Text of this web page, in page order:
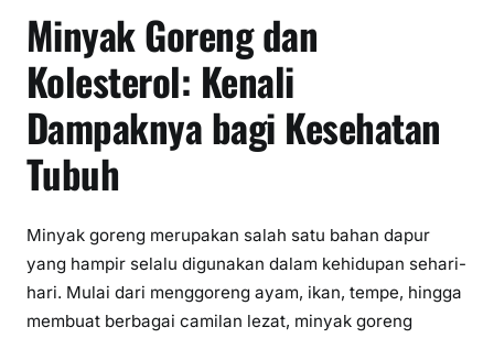
Minyak Goreng dan
Kolesterol: Kenali
Dampaknya bagi Kesehatan
Tubuh
Minyak goreng merupakan salah satu bahan dapur
yang hampir selalu digunakan dalam kehidupan sehari-
hari. Mulai dari menggoreng ayam, ikan, tempe, hingga
membuat berbagai camilan lezat, minyak goreng